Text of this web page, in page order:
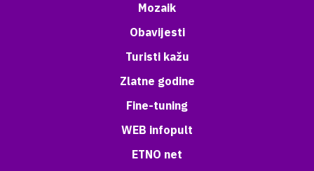
Mozaik
Obavijesti
Turisti kažu
Zlatne godine
Fine-tuning
WEB infopult
ETNO net